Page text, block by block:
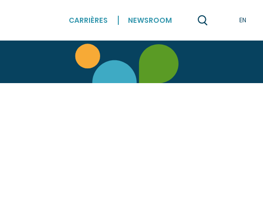
NEWSROOM
CARRIÈRES EN